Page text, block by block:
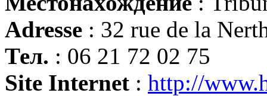
Adresse : 32 rue de la
Тел. : 06 21 72 02 75
Site Internet : http://